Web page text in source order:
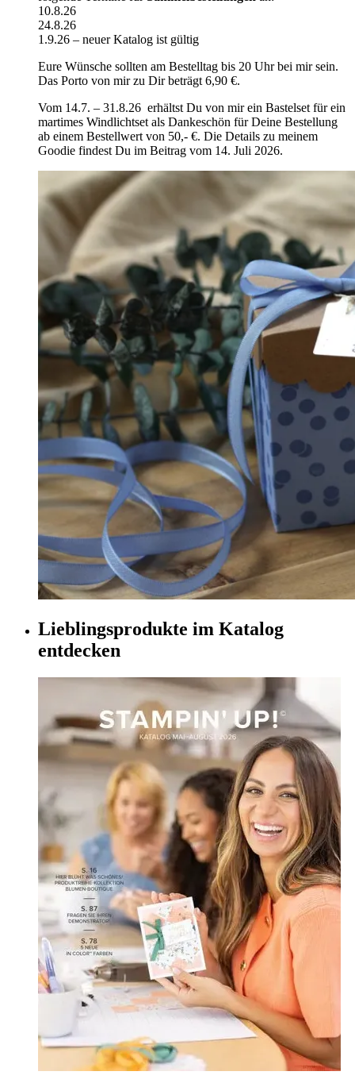
10.8.26
24.8.26
1.9.26 – neuer Katalog ist gültig
Eure Wünsche sollten am Bestelltag bis 20 Uhr bei mir sein.
Das Porto von mir zu Dir beträgt 6,90 €.
Vom 14.7. – 31.8.26 erhältst Du von mir ein Bastelset für ein
martimes Windlichtset als Dankeschön für Deine Bestellung
ab einem Bestellwert von 50,- €. Die Details zu meinem
Goodie findest Du im Beitrag vom 14. Juli 2026.
Lieblingsprodukte im Katalog
entdecken